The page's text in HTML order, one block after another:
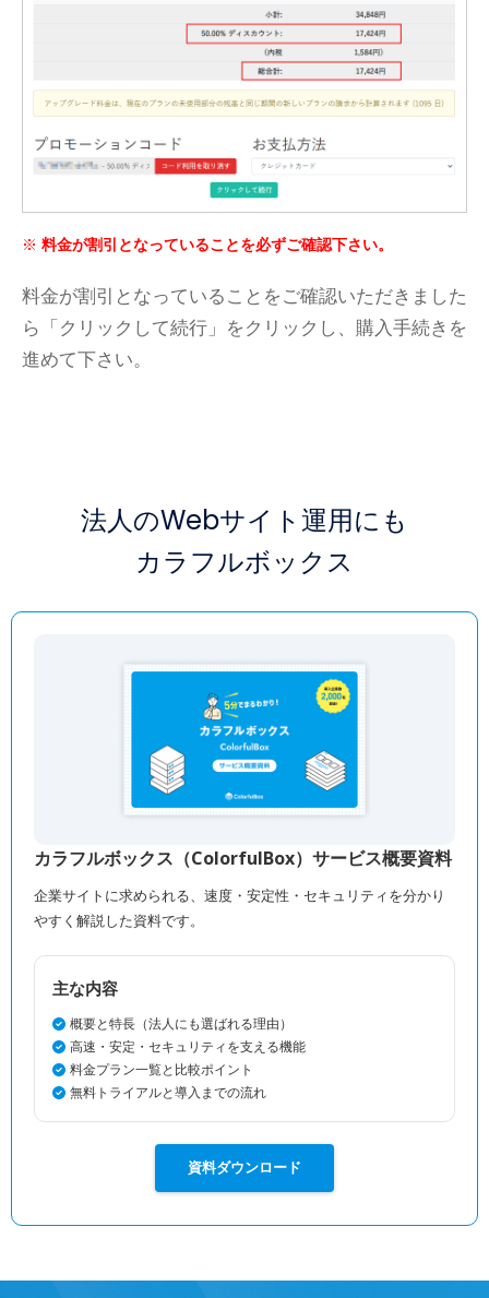
料金が割引となっていることを必ずご確認下さい。
料金が割引となっていることをご確認いただきました
ら「クリックして続行」をクリックし、購入手続きを
進めて下さい。
法人のWebサイト運用にも
カラフルボックス
カラフルボックス（ColorfulBox）サービス概要資料
企業サイトに求められる、速度・安定性・セキュリティを分かり
やすく解説した資料です。
主な内容
概要と特長（法人にも選ばれる理由）
高速・安定・セキュリティを支える機能
料金プラン一覧と比較ポイント
無料トライアルと導入までの流れ
資料ダウンロード